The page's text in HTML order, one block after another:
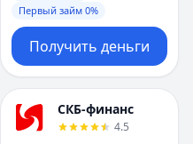
Первый займ 0%
Получить деньги
СКБ-финанс
4.5